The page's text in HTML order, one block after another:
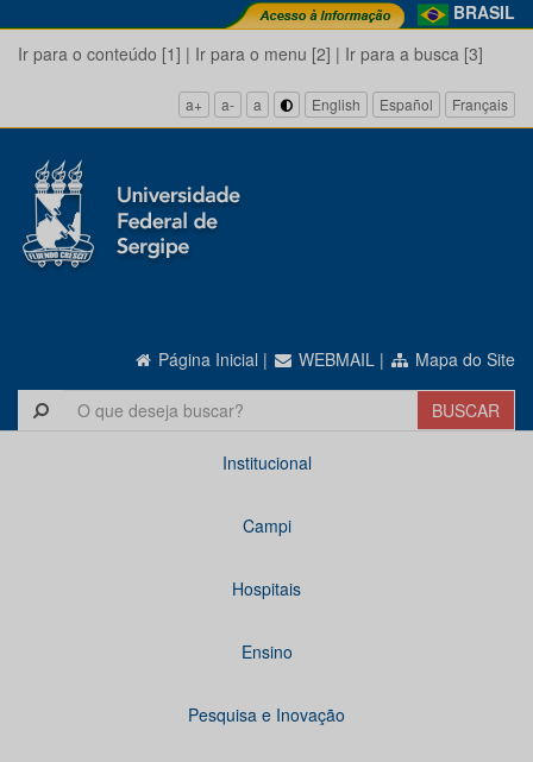
BRASIL
Ir para o conteúdo [1] | Ir para o menu [2] | Ir para a busca [3]
a+ a- a English Español Français
Página Inicial | WEBMAIL | Mapa do Site
Institucional
Campi
Hospitais
Ensino
Pesquisa e Inovação